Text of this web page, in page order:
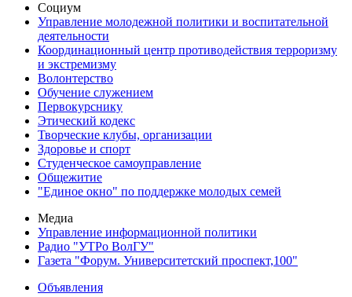
Социум
Управление молодежной политики и воспитательной
деятельности
Координационный центр противодействия терроризму
и экстремизму
Волонтерство
Обучение служением
Первокурснику
Этический кодекс
Творческие клубы, организации
Здоровье и спорт
Студенческое самоуправление
Общежитие
"Единое окно" по поддержке молодых семей
Медиа
Управление информационной политики
Радио "УТРо ВолГУ"
Газета "Форум. Университетский проспект,100"
Объявления